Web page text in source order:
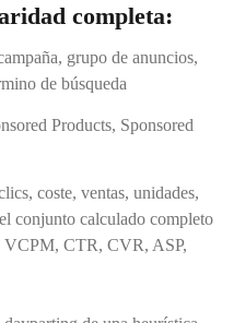
completa:
grupo de anuncios,
de búsqueda
Products, Sponsored
coste, ventas, unidades,
conjunto calculado completo
CTR, CVR, ASP,